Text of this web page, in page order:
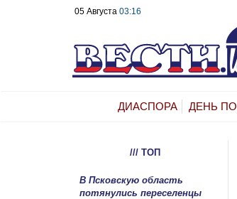
05 Августа 03:16
ДИАСПОРА ДЕНЬ
/// ТОП
В Псковскую область
потянулись переселенцы